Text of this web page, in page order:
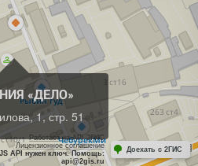
«ДЕЛО»
1, стр. 51
Работает на API 2ГИС
Лицензионное соглашение
API нужен ключ. Помощь:
api@2gis.ru
Доехать с 2ГИС